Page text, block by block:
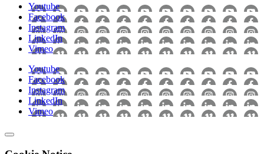
Youtube
Facebook
Instagram
LinkedIn
Vimeo
Youtube
Facebook
Instagram
LinkedIn
Vimeo